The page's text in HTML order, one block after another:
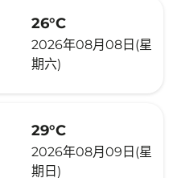
26°C
2026年08月08日(星
期六)
29°C
2026年08月09日(星
期日)